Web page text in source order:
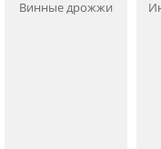
Винные дрожжи